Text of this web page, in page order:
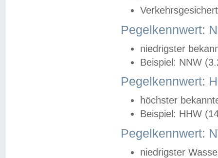
Pegelkennwert:
niedrigster
Beispiel: NNW
Pegelkennwert:
höchster
Beispiel: HHW
Pegelkennwert:
niedrigster